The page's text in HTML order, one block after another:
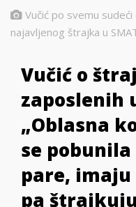
Vučić po svemu
najavljenog štrajka u
Vučić o
zaposlenih
„Oblasna
se pobunila
pare, imaju
pa